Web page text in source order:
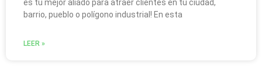
es tu mejor aliado para atraer clientes en tu ciudad,
barrio, pueblo o polígono industrial! En esta
LEER »